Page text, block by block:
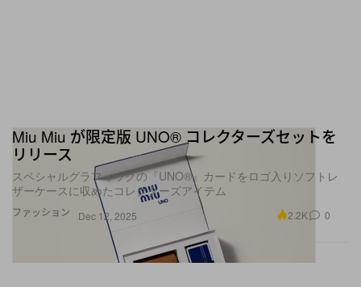
ファッション
Miu Miu が限定版 UNO® コレクターズセットを
リリース
スペシャルグラフィックの『UNO®』カードをロゴ入りソフトレ
ザーケースに収めたコレクターズアイテム
Dec 12, 2025 2.2K 0